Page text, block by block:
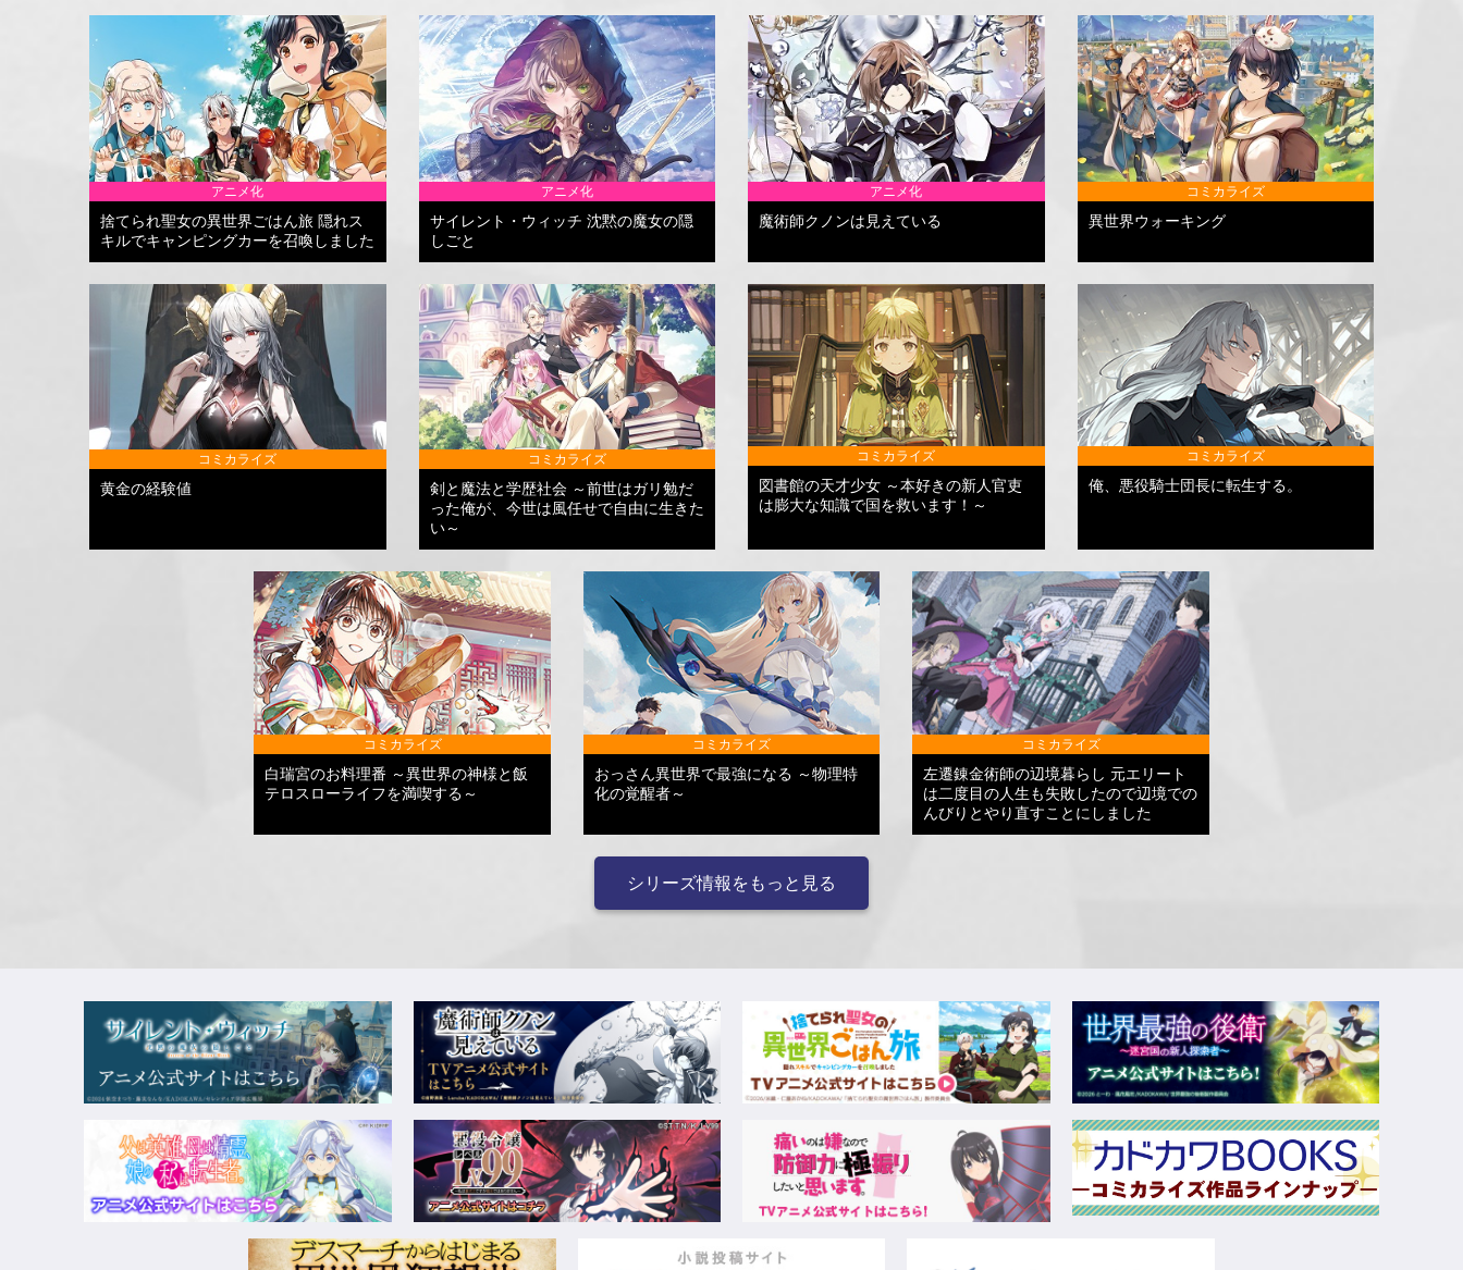
アニメ化
捨てられ聖女の異世界ごはん旅 隠れス
キルでキャンピングカーを召喚しました
アニメ化
サイレント・ウィッチ 沈黙の魔女の隠
しごと
アニメ化
魔術師クノンは見えている
コミカライズ
異世界ウォーキング
コミカライズ
黄金の経験値
コミカライズ
剣と魔法と学歴社会 ～前世はガリ勉だ
った俺が、今世は風任せで自由に生きた
い～
コミカライズ
図書館の天才少女 ～本好きの新人官吏
は膨大な知識で国を救います！～
コミカライズ
俺、悪役騎士団長に転生する。
コミカライズ
白瑞宮のお料理番 ～異世界の神様と飯
テロスローライフを満喫する～
コミカライズ
おっさん異世界で最強になる ～物理特
化の覚醒者～
コミカライズ
左遷錬金術師の辺境暮らし 元エリート
は二度目の人生も失敗したので辺境での
んびりとやり直すことにしました
シリーズ情報をもっと見る